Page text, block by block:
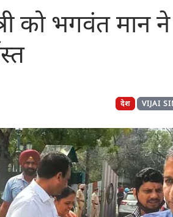
को भगवंत मान ने
VIJAI
देश